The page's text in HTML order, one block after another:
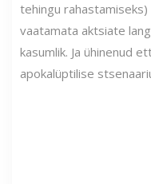
tehingu
vaatamata aktsiate
kasumlik. Ja ühinenud
apokalüptilise